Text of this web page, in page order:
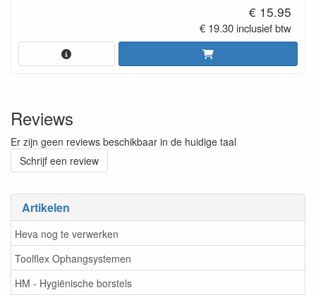
Artikelen
Heva nog te verwerken
Toolflex Ophangsystemen
HM - Hygiënische borstels
€ 15.95
€ 19.30 inclusief btw
Reviews
Er zijn geen reviews beschikbaar in de huidige taal
Schrijf een review